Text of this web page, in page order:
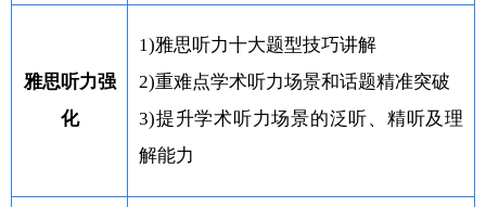
雅思听力强
化
1)雅思听力十大题型技巧讲解
2)重难点学术听力场景和话题精准突破
3)提升学术听力场景的泛听、精听及理
解能力